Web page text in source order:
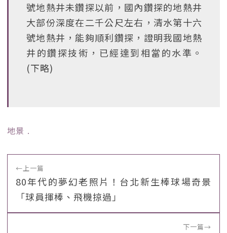
號地熱井未鑽探以前，國內鑽探的地熱井
大部份深度在二千公尺左右，清水第十六
號地熱井，能夠順利鑽探，證明我國地熱
井的鑽探技術，已經達到相當的水準。
(下略)
地景 ﹒
←上一篇
80年代的夢幻老照片！台北新生棒球場奇景
「球員揮棒、飛機掠過」
下一篇→